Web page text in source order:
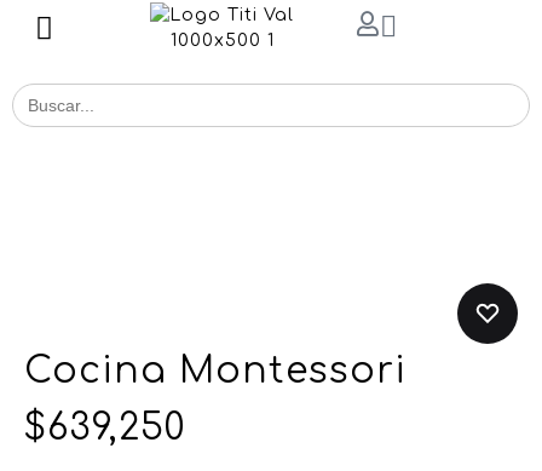
Buscar
for:
Cocina Montessori
$639,250